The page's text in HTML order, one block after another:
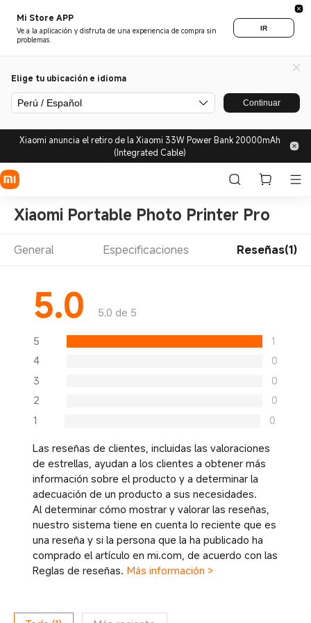
Mi Store APP
Ve a la aplicación y disfruta de una experiencia de compra sin
problemas.
IR
Elige tu ubicación e idioma
Perú / Español Continuar
Xiaomi anuncia el retiro de la Xiaomi 33W Power Bank 20000mAh
(Integrated Cable)
Xiaomi Portable Photo Printer Pro
General Especificaciones Reseñas(1)
5.0 5.0 de 5
5
1
4
0
3
0
2
0
1
0
Las reseñas de clientes, incluidas las valoraciones
de estrellas, ayudan a los clientes a obtener más
información sobre el producto y a determinar la
adecuación de un producto a sus necesidades.
Al determinar cómo mostrar y valorar las reseñas,
nuestro sistema tiene en cuenta lo reciente que es
una reseña y si la persona que la ha publicado ha
comprado el artículo en mi.com, de acuerdo con las
Reglas de reseñas. Más información >